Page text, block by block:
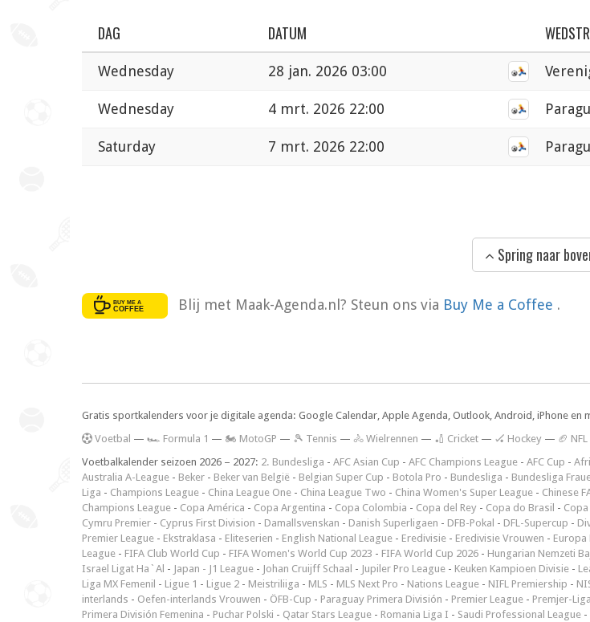
DAG DATUM
Wednesday 28 jan. 2026 03:00
Wednesday 4 mrt. 2026 22:00
Saturday 7 mrt. 2026 22:00
Spring naar
Blij met Maak-Agenda.nl? Steun ons via Buy Me a Coffee .
Gratis sportkalenders voor je digitale agenda: Google Calendar, Apple Agenda, Outlook, Android, iPhone en
Voetbal — 🏎️ Formula 1 — 🏍 MotoGP — 🎾 Tennis — 🚴 Wielrennen — 🏏 Cricket — 🏑 Hockey — 🏈 NFL
Voetbalkalender seizoen 2026 – 2027: 2. Bundesliga - AFC Asian Cup - AFC Champions League - AFC Cup -
Australia A-League - Beker - Beker van België - Belgian Super Cup - Botola Pro - Bundesliga - Bundesliga
Liga - Champions League - China League One - China League Two - China Women's Super League - Chinese
Champions League - Copa América - Copa Argentina - Copa Colombia - Copa del Rey - Copa do Brasil -
Cymru Premier - Cyprus First Division - Damallsvenskan - Danish Superligaen - DFB-Pokal - DFL-Supercup -
Premier League - Ekstraklasa - Eliteserien - English National League - Eredivisie - Eredivisie Vrouwen - Europa
League - FIFA Club World Cup - FIFA Women's World Cup 2023 - FIFA World Cup 2026 - Hungarian Nemzeti
Israel Ligat Ha`Al - Japan - J1 League - Johan Cruijff Schaal - Jupiler Pro League - Keuken Kampioen Divisie -
Liga MX Femenil - Ligue 1 - Ligue 2 - Meistriliiga - MLS - MLS Next Pro - Nations League - NIFL Premiership -
interlands - Oefen-interlands Vrouwen - ÖFB-Cup - Paraguay Primera División - Premier League - Premjer-Liga
Primera División Femenina - Puchar Polski - Qatar Stars League - Romania Liga I - Saudi Professional League -